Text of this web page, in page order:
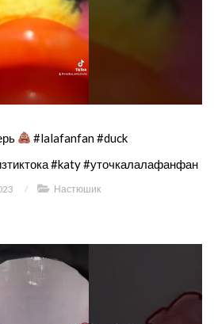
#lalafanfan #duck
#katy #уточкалалафанфан
/ Настюшик